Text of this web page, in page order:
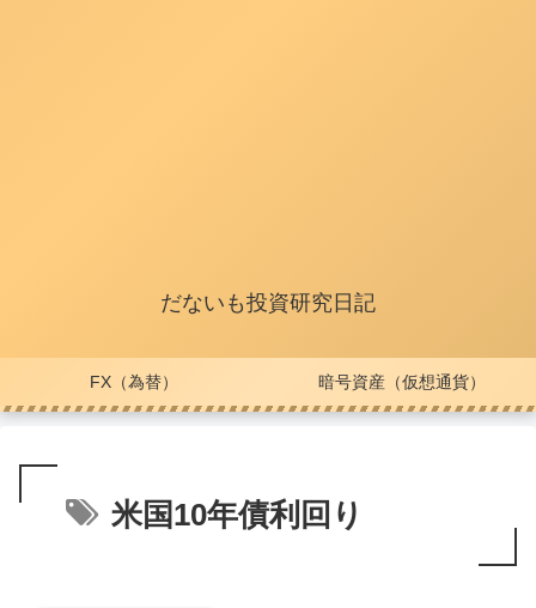
だないも投資研究日記
FX（為替） 暗号資産（仮想通貨）
米国10年債利回り